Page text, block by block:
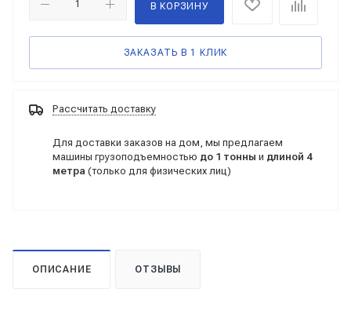
В КОРЗИНУ
ЗАКАЗАТЬ В 1 КЛИК
Рассчитать доставку
Для доставки заказов на дом, мы предлагаем
машины грузоподъемностью до 1 тонны и длиной 4
метра (только для физических лиц)
ОПИСАНИЕ ОТЗЫВЫ